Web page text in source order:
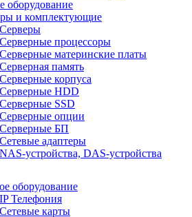
оборудование
и комплектующие
Серверы
Серверные процессоры
Серверные материнские платы
Серверная память
Серверные корпуса
Серверные HDD
Серверные SSD
Серверные опции
Серверные БП
Сетевые адаптеры
NAS-устройства, DAS-устройства
оборудование
IP Телефония
Сетевые карты